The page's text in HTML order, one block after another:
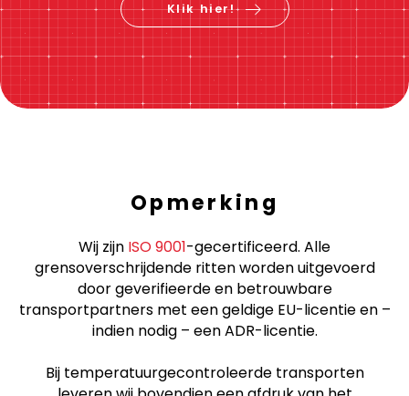
Klik hier!
Opmerking
Wij zijn ISO 9001-gecertificeerd. Alle
grensoverschrijdende ritten worden uitgevoerd
door geverifieerde en betrouwbare
transportpartners met een geldige EU-licentie en –
indien nodig – een ADR-licentie.
Bij temperatuurgecontroleerde transporten